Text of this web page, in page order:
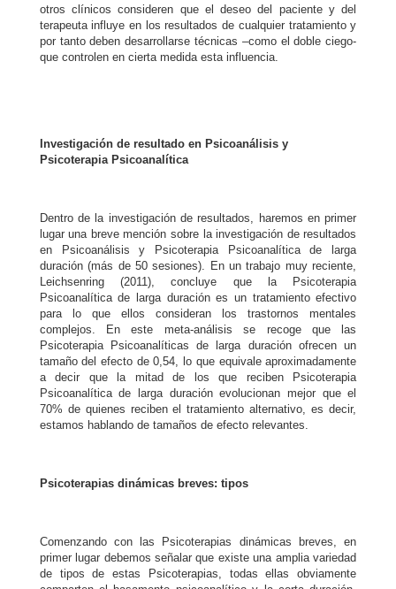
otros clínicos consideren que el deseo del paciente y del
terapeuta influye en los resultados de cualquier tratamiento y
por tanto deben desarrollarse técnicas –como el doble ciego-
que controlen en cierta medida esta influencia.
Investigación de resultado en Psicoanálisis y
Psicoterapia Psicoanalítica
Dentro de la investigación de resultados, haremos en primer
lugar una breve mención sobre la investigación de resultados
en Psicoanálisis y Psicoterapia Psicoanalítica de larga
duración (más de 50 sesiones). En un trabajo muy reciente,
Leichsenring (2011), concluye que la Psicoterapia
Psicoanalítica de larga duración es un tratamiento efectivo
para lo que ellos consideran los trastornos mentales
complejos. En este meta-análisis se recoge que las
Psicoterapia Psicoanalíticas de larga duración ofrecen un
tamaño del efecto de 0,54, lo que equivale aproximadamente
a decir que la mitad de los que reciben Psicoterapia
Psicoanalítica de larga duración evolucionan mejor que el
70% de quienes reciben el tratamiento alternativo, es decir,
estamos hablando de tamaños de efecto relevantes.
Psicoterapias dinámicas breves: tipos
Comenzando con las Psicoterapias dinámicas breves, en
primer lugar debemos señalar que existe una amplia variedad
de tipos de estas Psicoterapias, todas ellas obviamente